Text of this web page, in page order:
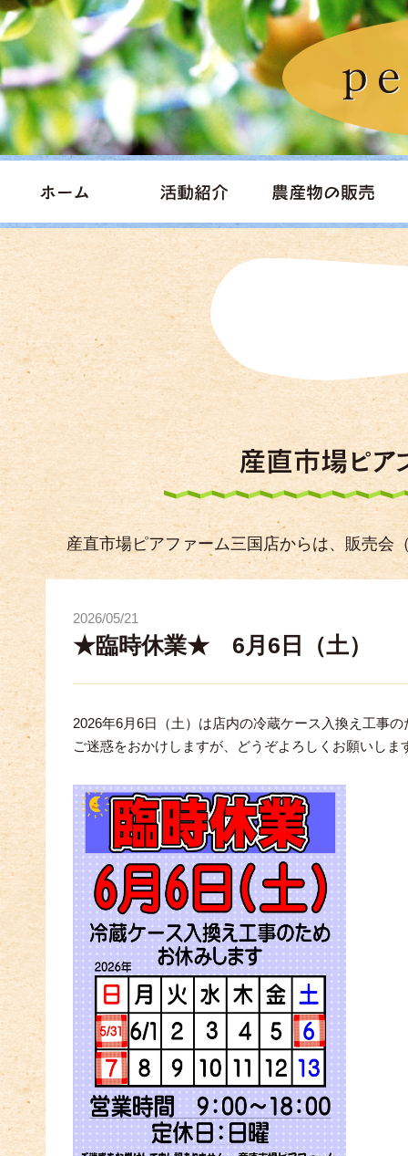
産直市場ピアファーム三国店からは、販売会
2026/05/21
★臨時休業★ 6月6日（土）
2026年6月6日（土）は店内の冷蔵ケース入換え工事
ご迷惑をおかけしますが、どうぞよろしくお願いしま